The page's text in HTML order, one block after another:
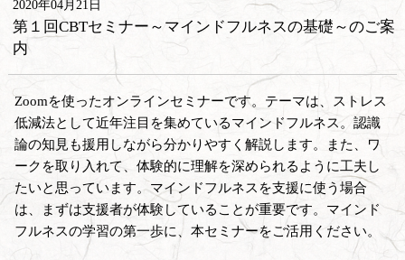
2020年04月21日
第１回CBTセミナー～マインドフルネスの基礎～のご案
内
Zoomを使ったオンラインセミナーです。テーマは、ストレス
低減法として近年注目を集めているマインドフルネス。認識
論の知見も援用しながら分かりやすく解説します。また、ワ
ークを取り入れて、体験的に理解を深められるように工夫し
たいと思っています。マインドフルネスを支援に使う場合
は、まずは支援者が体験していることが重要です。マインド
フルネスの学習の第一歩に、本セミナーをご活用ください。